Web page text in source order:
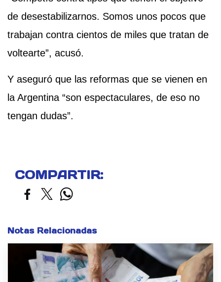
de desestabilizarnos. Somos unos pocos que
trabajan contra cientos de miles que tratan de
voltearte”, acusó.
Y aseguró que las reformas que se vienen en
la Argentina “son espectaculares, de eso no
tengan dudas”.
COMPARTIR:
Notas Relacionadas